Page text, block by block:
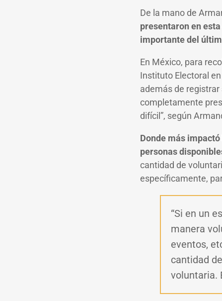
De la mano de
presentaron en
importante del
En México, para
Instituto Electoral
además de
completamente
difícil”, según
Donde más
personas
cantidad de
específicamente,
“Si en un
manera
eventos,
cantidad
voluntaria.